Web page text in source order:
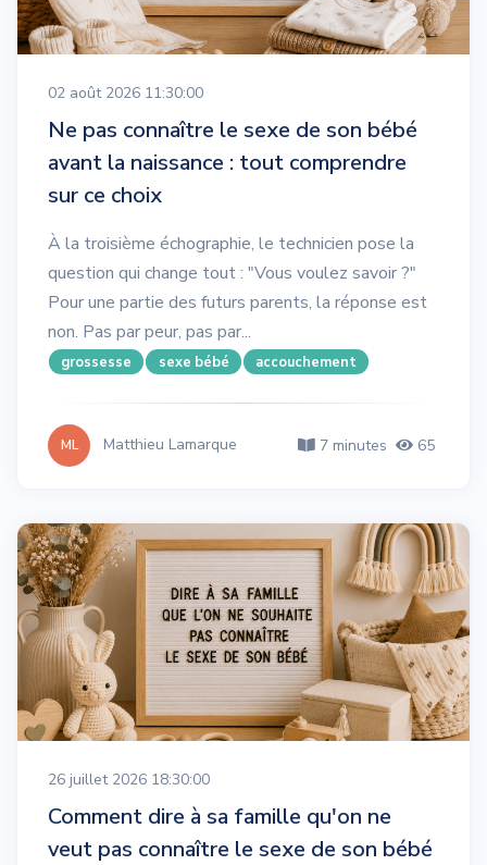
02 août 2026 11:30:00
Ne pas connaître le sexe de son bébé
avant la naissance : tout comprendre
sur ce choix
À la troisième échographie, le technicien pose la
question qui change tout : "Vous voulez savoir ?"
Pour une partie des futurs parents, la réponse est
non. Pas par peur, pas par...
grossesse sexe bébé accouchement
ML Matthieu Lamarque 7 minutes 65
26 juillet 2026 18:30:00
Comment dire à sa famille qu'on ne
veut pas connaître le sexe de son bébé